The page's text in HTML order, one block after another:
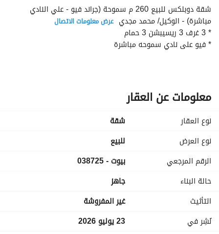
مباشرة) - الوكيل/ محمد مجدي عرض معلومات الاتصال
* 3 غرف 3 ريسيبشن 3 حمام
* فيو على نادي سموحه مباشرة
* تواصل واتس اب : https://wa. me/
----------------------------------------------------
ريماكس شركة عالمية متخصصة في تسويق العقارات الفاخرة،
الاف فرع واكثر من 100 الف وكيل عقاري
محافظة الاسكندرية
وتسويق العقارات بيع شراء ايجار تأجير ادارة
مريوط
معلومات عن العقار
نوع العقار
شقة
نوع العرض
للبيع
الرقم المرجعي
بيوت - 038725
حالة البناء
جاهز
التأثيث
غير المفروشة
نُشِر في
23 يوليو 2026